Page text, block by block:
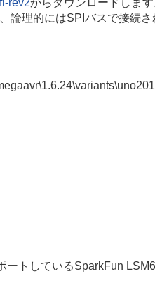
rev2からダウンロードしま
理的にはSPIバスで接続さ
トしているSparkFun